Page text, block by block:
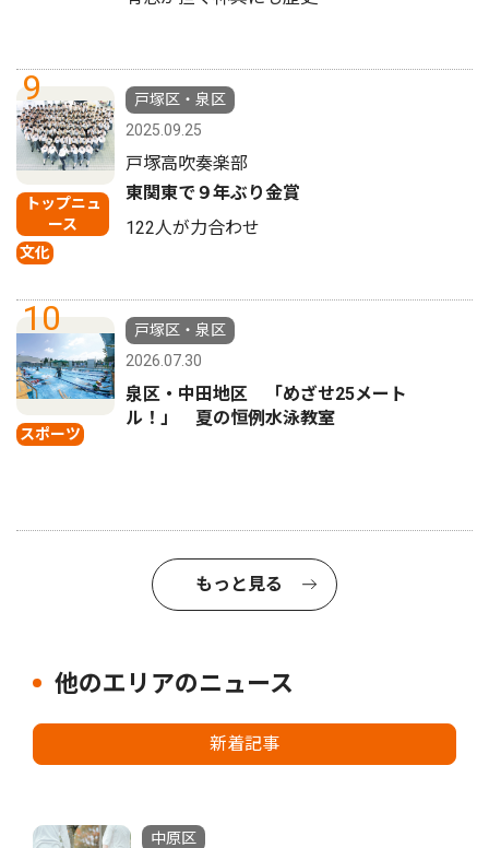
9
トップニュ
ース
文化
戸塚区・泉区
2025.09.25
戸塚高吹奏楽部
東関東で９年ぶり金賞
122人が力合わせ
10
スポーツ
戸塚区・泉区
2026.07.30
泉区・中田地区 「めざせ25メート
ル！」 夏の恒例水泳教室
もっと見る
他のエリアのニュース
新着記事
中原区